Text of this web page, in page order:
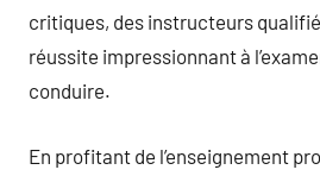
critiques, des instructeurs
réussite impressionnant à
conduire.
En profitant de l’enseignement